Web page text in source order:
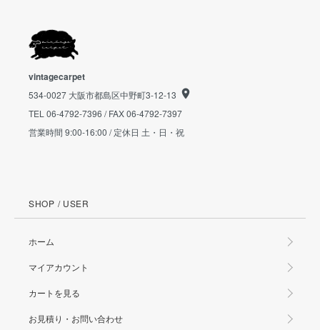
vintagecarpet
534-0027 大阪市都島区中野町3-12-13
TEL 06-4792-7396 / FAX 06-4792-7397
営業時間 9:00-16:00 / 定休日 土・日・祝
SHOP / USER
ホーム
マイアカウント
カートを見る
お見積り・お問い合わせ